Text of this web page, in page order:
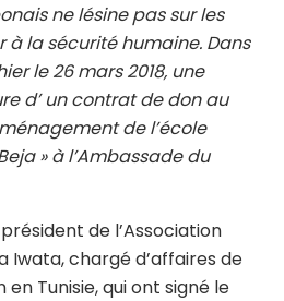
ne lésine pas sur les
la sécurité humaine. Dans
le 26 mars 2018, une
d’ un contrat de don au
de l’école
» à l’Ambassade du
de l’Association
Iwata, chargé d’affaires de
en Tunisie, qui ont signé le